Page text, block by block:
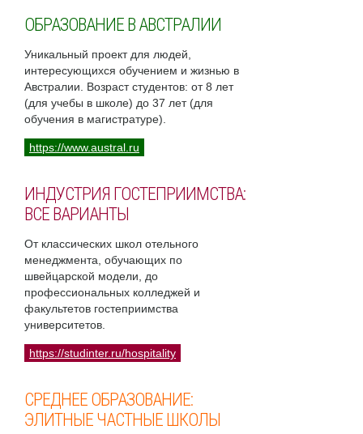
ОБРАЗОВАНИЕ В АВСТРАЛИИ
Уникальный проект для людей,
интересующихся обучением и жизнью в
Австралии. Возраст студентов: от 8 лет
(для учебы в школе) до 37 лет (для
обучения в магистратуре).
https://www.austral.ru
ИНДУСТРИЯ ГОСТЕПРИИМСТВА:
ВСЕ ВАРИАНТЫ
От классических школ отельного
менеджмента, обучающих по
швейцарской модели, до
профессиональных колледжей и
факультетов гостеприимства
университетов.
https://studinter.ru/hospitality
СРЕДНЕЕ ОБРАЗОВАНИЕ:
ЭЛИТНЫЕ ЧАСТНЫЕ ШКОЛЫ